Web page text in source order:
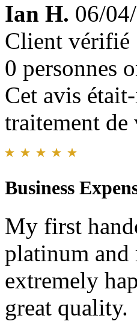
Ian H. 06/
Client vérifié
0 personnes
Cet avis
traitement de
Business
My first
platinum and
extremely
great quality.